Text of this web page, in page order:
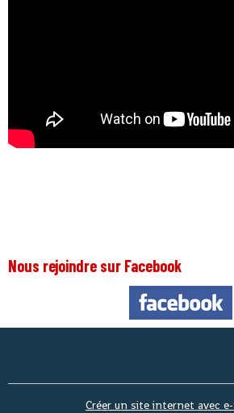
Nous rejoindre sur Facebook
Créer un site internet avec